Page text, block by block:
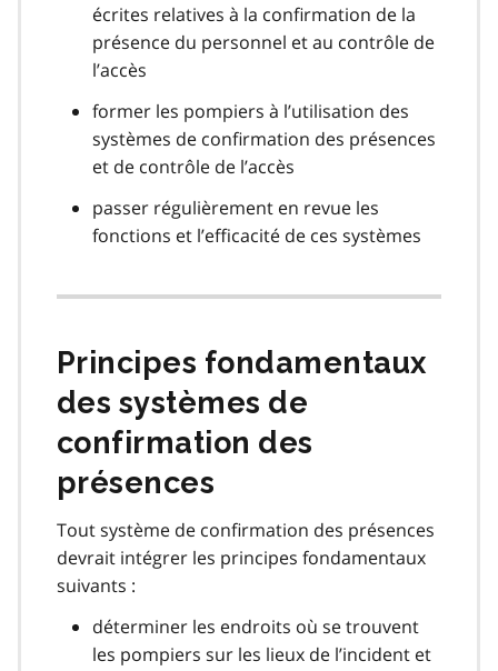
écrites relatives à la confirmation de la
présence du personnel et au contrôle de
l’accès
former les pompiers à l’utilisation des
systèmes de confirmation des présences
et de contrôle de l’accès
passer régulièrement en revue les
fonctions et l’efficacité de ces systèmes
Principes fondamentaux
des systèmes de
confirmation des
présences
Tout système de confirmation des présences
devrait intégrer les principes fondamentaux
suivants :
déterminer les endroits où se trouvent
les pompiers sur les lieux de l’incident et